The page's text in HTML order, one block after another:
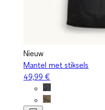
Nieuw
Mantel met stiksels
49,99 €